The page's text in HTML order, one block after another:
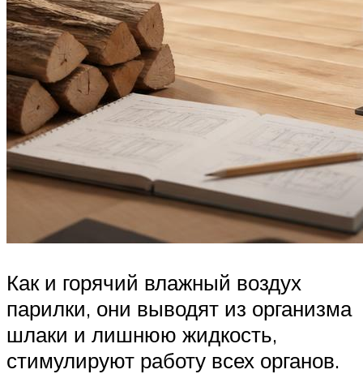
Как и горячий влажный воздух
парилки, они выводят из организма
шлаки и лишнюю жидкость,
стимулируют работу всех органов.